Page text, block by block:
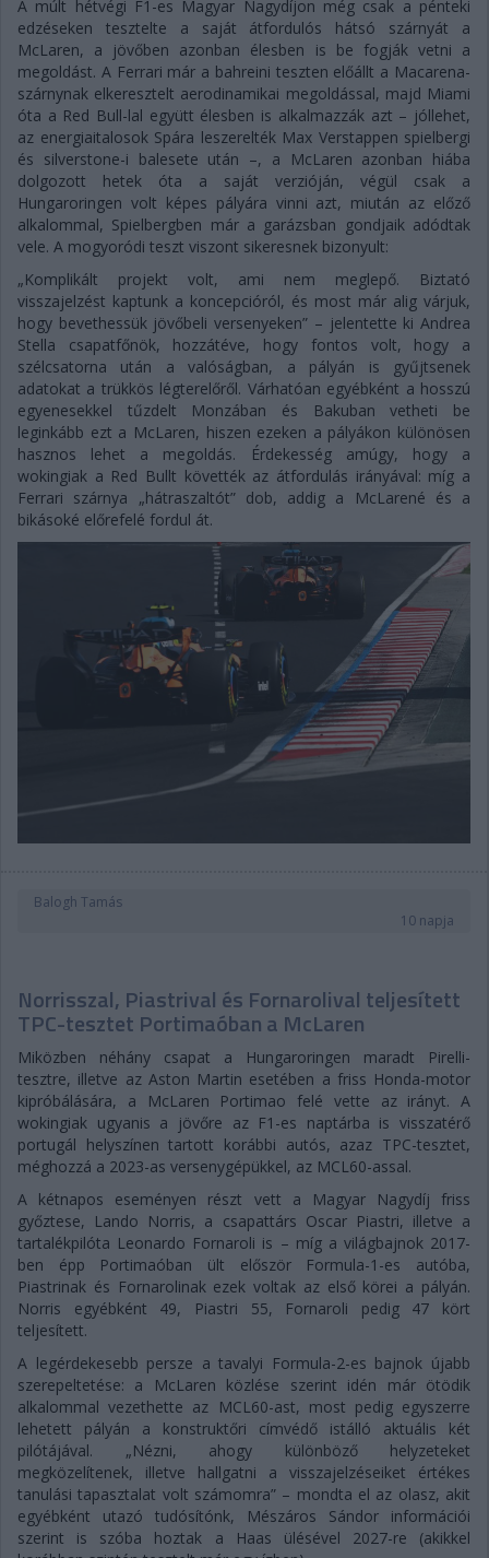
A múlt hétvégi F1-es Magyar Nagydíjon még csak a pénteki
edzéseken tesztelte a saját átfordulós hátsó szárnyát a
McLaren, a jövőben azonban élesben is be fogják vetni a
megoldást. A Ferrari már a bahreini teszten előállt a Macarena-
szárnynak elkeresztelt aerodinamikai megoldással, majd Miami
óta a Red Bull-lal együtt élesben is alkalmazzák azt – jóllehet,
az energiaitalosok Spára leszerelték Max Verstappen spielbergi
és silverstone-i balesete után –, a McLaren azonban hiába
dolgozott hetek óta a saját verzióján, végül csak a
Hungaroringen volt képes pályára vinni azt, miután az előző
alkalommal, Spielbergben már a garázsban gondjaik adódtak
vele. A mogyoródi teszt viszont sikeresnek bizonyult:
„Komplikált projekt volt, ami nem meglepő. Biztató
visszajelzést kaptunk a koncepcióról, és most már alig várjuk,
hogy bevethessük jövőbeli versenyeken” – jelentette ki Andrea
Stella csapatfőnök, hozzátéve, hogy fontos volt, hogy a
szélcsatorna után a valóságban, a pályán is gyűjtsenek
adatokat a trükkös légterelőről. Várhatóan egyébként a hosszú
egyenesekkel tűzdelt Monzában és Bakuban vetheti be
leginkább ezt a McLaren, hiszen ezeken a pályákon különösen
hasznos lehet a megoldás. Érdekesség amúgy, hogy a
wokingiak a Red Bullt követték az átfordulás irányával: míg a
Ferrari szárnya „hátraszaltót” dob, addig a McLarené és a
bikásoké előrefelé fordul át.
Balogh Tamás
10 napja
Norrisszal, Piastrival és Fornarolival teljesített
TPC-tesztet Portimaóban a McLaren
Miközben néhány csapat a Hungaroringen maradt Pirelli-
tesztre, illetve az Aston Martin esetében a friss Honda-motor
kipróbálására, a McLaren Portimao felé vette az irányt. A
wokingiak ugyanis a jövőre az F1-es naptárba is visszatérő
portugál helyszínen tartott korábbi autós, azaz TPC-tesztet,
méghozzá a 2023-as versenygépükkel, az MCL60-assal.
A kétnapos eseményen részt vett a Magyar Nagydíj friss
győztese, Lando Norris, a csapattárs Oscar Piastri, illetve a
tartalékpilóta Leonardo Fornaroli is – míg a világbajnok 2017-
ben épp Portimaóban ült először Formula-1-es autóba,
Piastrinak és Fornarolinak ezek voltak az első körei a pályán.
Norris egyébként 49, Piastri 55, Fornaroli pedig 47 kört
teljesített.
A legérdekesebb persze a tavalyi Formula-2-es bajnok újabb
szerepeltetése: a McLaren közlése szerint idén már ötödik
alkalommal vezethette az MCL60-ast, most pedig egyszerre
lehetett pályán a konstruktőri címvédő istálló aktuális két
pilótájával. „Nézni, ahogy különböző helyzeteket
megközelítenek, illetve hallgatni a visszajelzéseiket értékes
tanulási tapasztalat volt számomra” – mondta el az olasz, akit
egyébként utazó tudósítónk, Mészáros Sándor információi
szerint is szóba hoztak a Haas ülésével 2027-re (akikkel